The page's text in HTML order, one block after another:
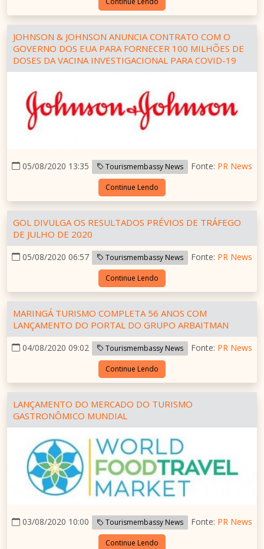
JOHNSON & JOHNSON ANUNCIA CONTRATO COM O
GOVERNO DOS EUA PARA FORNECER 100 MILHÕES DE
DOSES DA VACINA INVESTIGACIONAL PARA COVID-19
05/08/2020 13:35 Tourismembassy News Fonte: PR News
Continue Lendo
GOL DIVULGA OS RESULTADOS PRÉVIOS DE TRÁFEGO
DE JULHO DE 2020
05/08/2020 06:57 Tourismembassy News Fonte: PR News
Continue Lendo
MARINGÁ TURISMO COMPLETA 56 ANOS COM
LANÇAMENTO DO PORTAL DO GRUPO ARBAITMAN
04/08/2020 09:02 Tourismembassy News Fonte: PR News
Continue Lendo
LANÇAMENTO DO MERCADO DO TURISMO
GASTRONÔMICO MUNDIAL
03/08/2020 10:00 Tourismembassy News Fonte: PR News
Continue Lendo